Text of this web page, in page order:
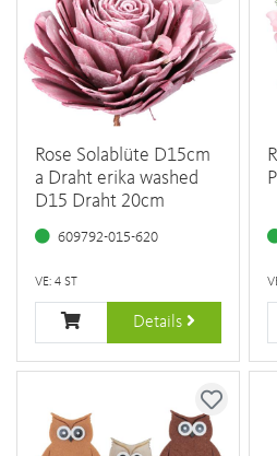
Rose Solablüte D15cm
a Draht erika washed
D15 Draht 20cm
609792-015-620
VE: 4 ST
Details